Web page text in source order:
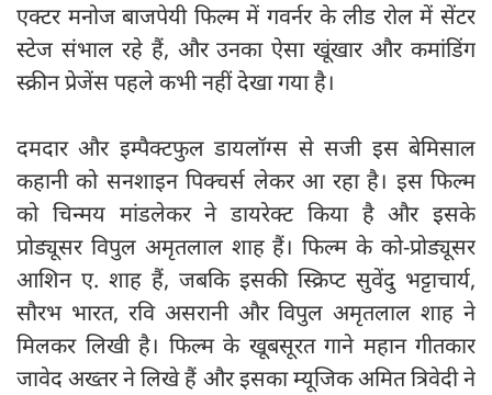
एक्टर मनोज बाजपेयी फिल्म में गवर्नर के लीड रोल में सेंटर
स्टेज संभाल रहे हैं, और उनका ऐसा खूंखार और कमांडिंग
स्क्रीन प्रेजेंस पहले कभी नहीं देखा गया है।
​दमदार और इम्पैक्टफुल डायलॉग्स से सजी इस बेमिसाल
कहानी को सनशाइन पिक्चर्स लेकर आ रहा है। इस फिल्म
को चिन्मय मांडलेकर ने डायरेक्ट किया है और इसके
प्रोड्यूसर विपुल अमृतलाल शाह हैं। फिल्म के को-प्रोड्यूसर
आशिन ए. शाह हैं, जबकि इसकी स्क्रिप्ट सुवेंदु भट्टाचार्य,
सौरभ भारत, रवि असरानी और विपुल अमृतलाल शाह ने
मिलकर लिखी है। फिल्म के खूबसूरत गाने महान गीतकार
जावेद अख्तर ने लिखे हैं और इसका म्यूजिक अमित त्रिवेदी ने